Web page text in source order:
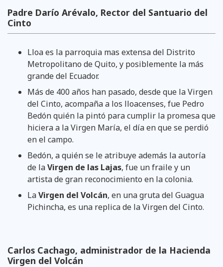
Padre Darío Arévalo, Rector del Santuario del
Cinto
Lloa es la parroquia mas extensa del Distrito
Metropolitano de Quito, y posiblemente la más
grande del Ecuador.
Más de 400 años han pasado, desde que la Virgen
del Cinto, acompaña a los lloacenses, fue Pedro
Bedón quién la pintó para cumplir la promesa que
hiciera a la Virgen María, el día en que se perdió
en el campo.
Bedón, a quién se le atribuye además la autoría
de laVirgen de las Lajas, fue un fraile y un
artista de gran reconocimiento en la colonia.
LaVirgen del Volcán, en una gruta del Guagua
Pichincha, es una replica de la Virgen del Cinto.
Carlos Cachago, administrador de la Hacienda
Virgen del Volcán